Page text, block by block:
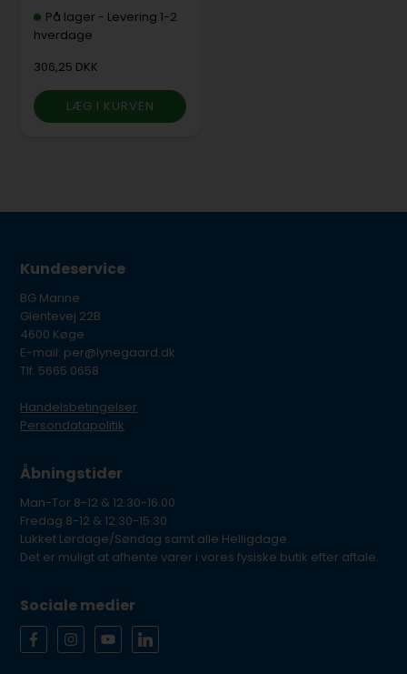
På lager - Levering 1-2
hverdage
306,25 DKK
Kundeservice
BG Marine
Glentevej 22B
4600 Køge
E-mail: per@lynegaard.dk
Tlf. 5665 0658
Handelsbetingelser
Persondatapolitik
Åbningstider
Man-Tor 8-12 & 12.30-16.00
Fredag 8-12 & 12.30-15.30
Lukket Lørdage/Søndag samt alle Helligdage.
Det er muligt at afhente varer i vores fysiske butik efter aftale.
Sociale medier